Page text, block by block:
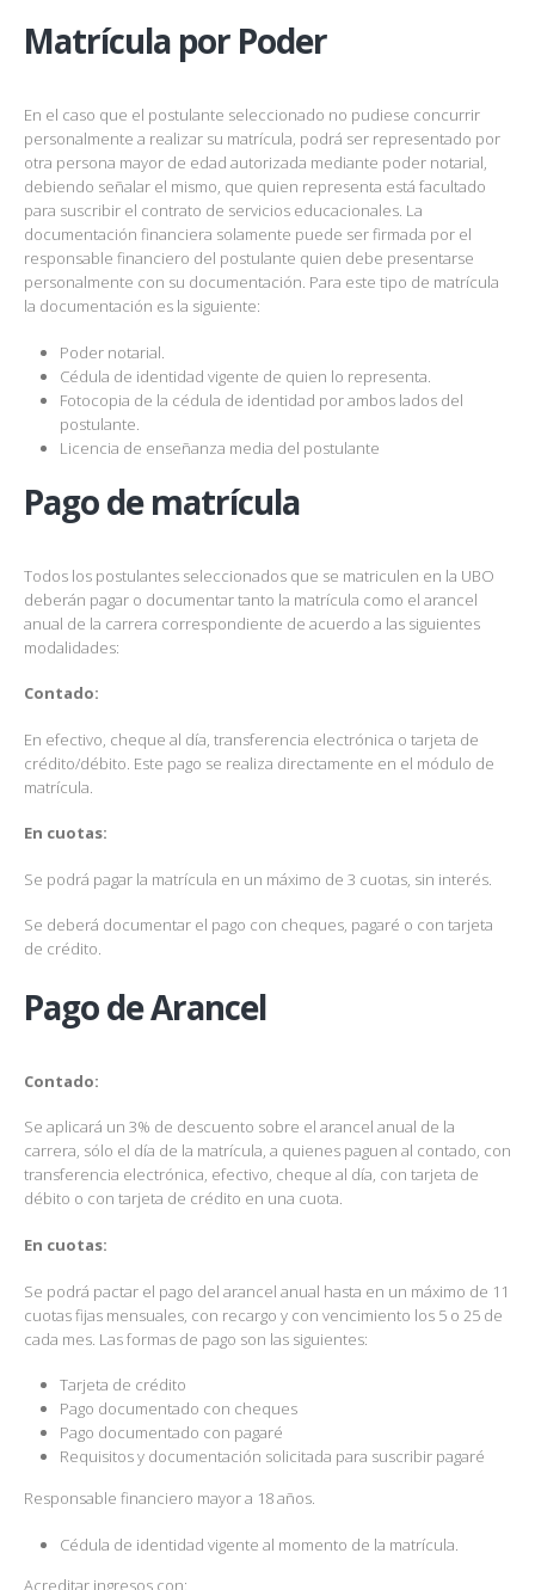
Matrícula por Poder
En el caso que el postulante seleccionado no pudiese concurrir
personalmente a realizar su matrícula, podrá ser representado por
otra persona mayor de edad autorizada mediante poder notarial,
debiendo señalar el mismo, que quien representa está facultado
para suscribir el contrato de servicios educacionales. La
documentación financiera solamente puede ser firmada por el
responsable financiero del postulante quien debe presentarse
personalmente con su documentación. Para este tipo de matrícula
la documentación es la siguiente:
Poder notarial.
Cédula de identidad vigente de quien lo representa.
Fotocopia de la cédula de identidad por ambos lados del
postulante.
Licencia de enseñanza media del postulante
Pago de matrícula
Todos los postulantes seleccionados que se matriculen en la UBO
deberán pagar o documentar tanto la matrícula como el arancel
anual de la carrera correspondiente de acuerdo a las siguientes
modalidades:
Contado:
En efectivo, cheque al día, transferencia electrónica o tarjeta de
crédito/débito. Este pago se realiza directamente en el módulo de
matrícula.
En cuotas:
Se podrá pagar la matrícula en un máximo de 3 cuotas, sin interés.
Se deberá documentar el pago con cheques, pagaré o con tarjeta
de crédito.
Pago de Arancel
Contado:
Se aplicará un 3% de descuento sobre el arancel anual de la
carrera, sólo el día de la matrícula, a quienes paguen al contado, con
transferencia electrónica, efectivo, cheque al día, con tarjeta de
débito o con tarjeta de crédito en una cuota.
En cuotas:
Se podrá pactar el pago del arancel anual hasta en un máximo de 11
cuotas fijas mensuales, con recargo y con vencimiento los 5 o 25 de
cada mes. Las formas de pago son las siguientes:
Tarjeta de crédito
Pago documentado con cheques
Pago documentado con pagaré
Requisitos y documentación solicitada para suscribir pagaré
Responsable financiero mayor a 18 años.
Cédula de identidad vigente al momento de la matrícula.
Acreditar ingresos con: